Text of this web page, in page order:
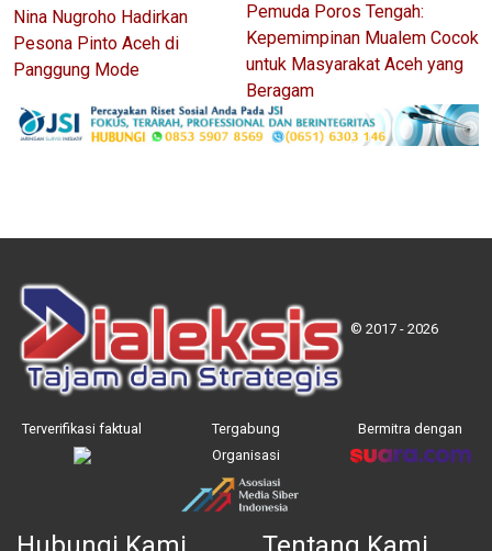
Nina Nugroho Hadirkan
Pesona Pinto Aceh di
Panggung Mode
Pemuda Poros Tengah:
Kepemimpinan Mualem Cocok
untuk Masyarakat Aceh yang
Beragam
© 2017 - 2026
Terverifikasi faktual
Tergabung
Organisasi
Bermitra dengan